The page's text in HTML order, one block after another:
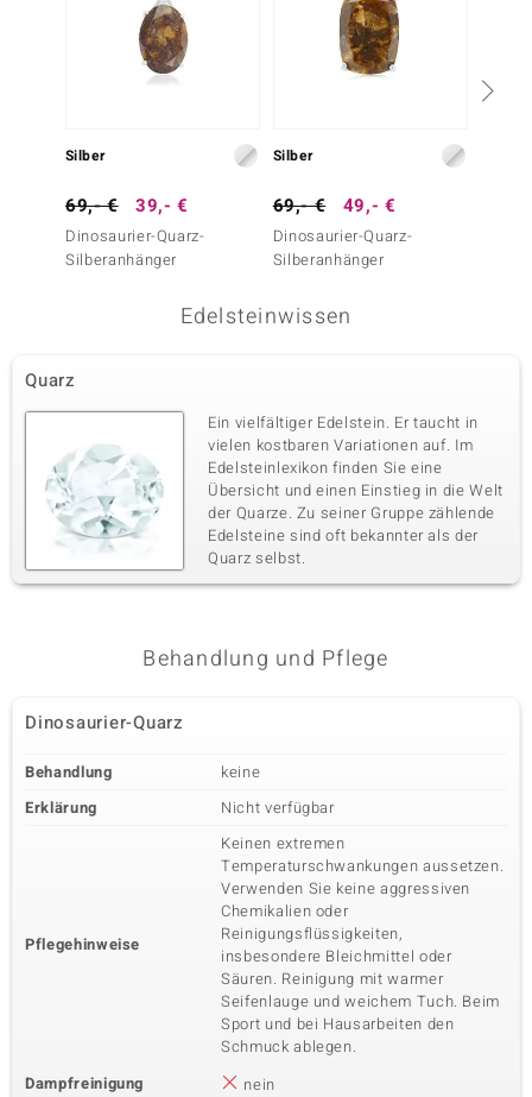
Silber
69,- € 39,- €
Dinosaurier-Quarz-
Silberanhänger
Silber
69,- € 49,- €
Dinosaurier-Quarz-
Silberanhänger
Edelsteinwissen
Quarz
Ein vielfältiger Edelstein. Er taucht in
vielen kostbaren Variationen auf. Im
Edelsteinlexikon finden Sie eine
Übersicht und einen Einstieg in die Welt
der Quarze. Zu seiner Gruppe zählende
Edelsteine sind oft bekannter als der
Quarz selbst.
Behandlung und Pflege
Dinosaurier-Quarz
Behandlung
keine
Erklärung
Nicht verfügbar
Pflegehinweise
Keinen extremen
Temperaturschwankungen aussetzen.
Verwenden Sie keine aggressiven
Chemikalien oder
Reinigungsflüssigkeiten,
insbesondere Bleichmittel oder
Säuren. Reinigung mit warmer
Seifenlauge und weichem Tuch. Beim
Sport und bei Hausarbeiten den
Schmuck ablegen.
Dampfreinigung
nein